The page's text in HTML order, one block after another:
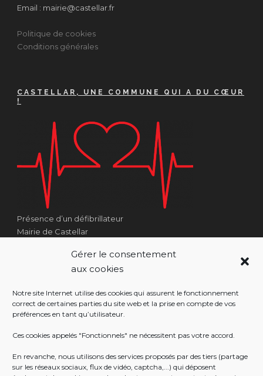
Gérer le consentement
aux cookies
Notre site Internet utilise des cookies qui assurent le fonctionnement
correct de certaines parties du site web et la prise en compte de vos
préférences en tant qu’utilisateur.
Ces cookies appelés "Fonctionnels" ne nécessitent pas votre accord.
En revanche, nous utilisons des services proposés par des tiers (partage
sur les réseaux sociaux, flux de vidéo, captcha,...) qui déposent
Email : mairie@castellar.fr
Politique de cookies
Conditions générales
CASTELLAR, UNE COMMUNE QUI A DU CŒUR
!
Présence d’un défibrillateur
Mairie de Castellar
Côté Escalier Rue Sarrail
06500 Castellar
RÉALISATION